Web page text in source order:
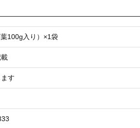
100g入り）×1袋
す